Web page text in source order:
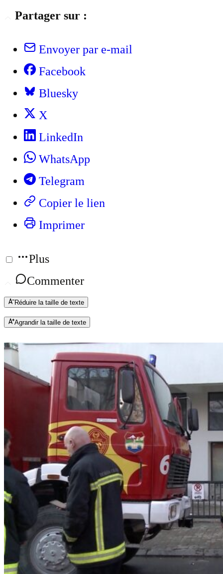
Partager sur :
Envoyer par e-mail
Facebook
Bluesky
X
LinkedIn
WhatsApp
Telegram
Copier le lien
Imprimer
Plus
Commenter
Réduire la taille de texte
Agrandir la taille de texte